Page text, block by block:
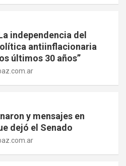
independencia del
antiinflacionaria
últimos 30 años”
y mensajes en
dejó el Senado